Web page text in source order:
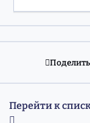
Перейти к